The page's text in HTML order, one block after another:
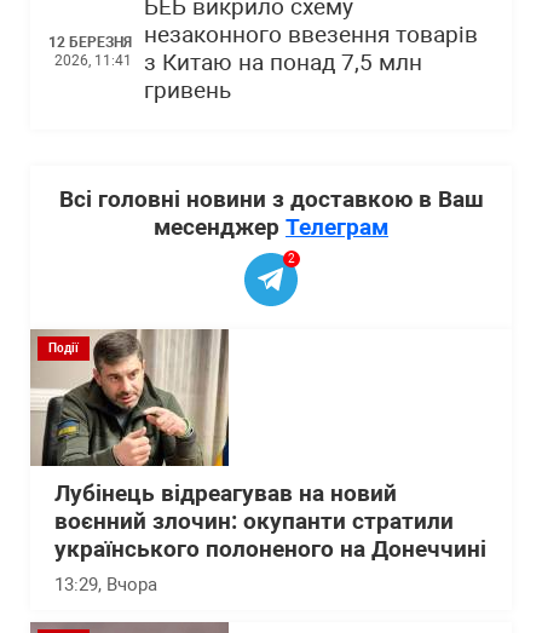
12 БЕРЕЗНЯ
2026, 11:41
БЕБ викрило схему
незаконного ввезення товарів
з Китаю на понад 7,5 млн
гривень
Всі головні новини з доставкою в Ваш
месенджер Телеграм
2
Події
Лубінець відреагував на новий
воєнний злочин: окупанти стратили
українського полоненого на Донеччині
13:29, Вчора